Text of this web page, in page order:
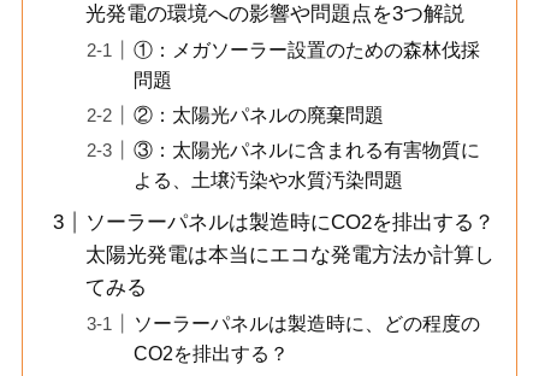
光発電の環境への影響や問題点を3つ解説
①：メガソーラー設置のための森林伐採
問題
②：太陽光パネルの廃棄問題
③：太陽光パネルに含まれる有害物質に
よる、土壌汚染や水質汚染問題
ソーラーパネルは製造時にCO2を排出する？
太陽光発電は本当にエコな発電方法か計算し
てみる
ソーラーパネルは製造時に、どの程度の
CO2を排出する？